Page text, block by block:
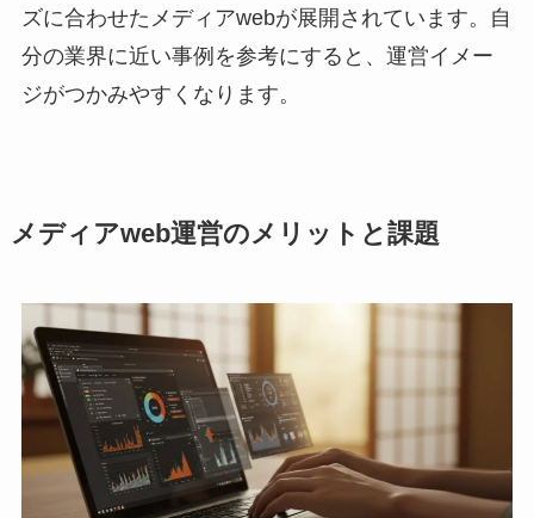
ズに合わせたメディアwebが展開されています。自
分の業界に近い事例を参考にすると、運営イメー
ジがつかみやすくなります。
メディアweb運営のメリットと課題